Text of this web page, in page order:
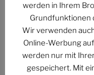
erzählt, was Frauen
Collien Fernandes
PHANTUM NOVA
Der Stand der Dinge
werden in Ihrem
Grundfunktionen
Wir verwenden
Online-Werbung
werden nur mit
gespeichert. Mit